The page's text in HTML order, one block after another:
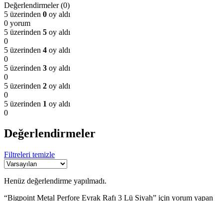
Değerlendirmeler (0)
5 üzerinden 0 oy aldı
0 yorum
5 üzerinden 5 oy aldı
0
5 üzerinden 4 oy aldı
0
5 üzerinden 3 oy aldı
0
5 üzerinden 2 oy aldı
0
5 üzerinden 1 oy aldı
0
Değerlendirmeler
Filtreleri temizle
Henüz değerlendirme yapılmadı.
“Bigpoint Metal Perfore Evrak Rafı 3 Lü Siyah” için yorum yapan